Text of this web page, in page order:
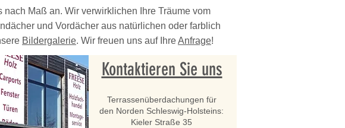
Maß an. Wir verwirklichen Ihre Träume vom
und Vordächer aus natürlichen oder farblich
Bildergalerie. Wir freuen uns auf IhreAnfrage!
Kontaktieren Sie uns
Terrassenüberdachungen für
den Norden Schleswig-Holsteins:
Kieler Straße 35